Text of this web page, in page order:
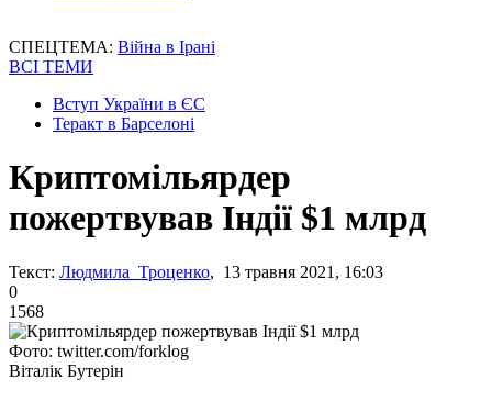
СПЕЦТЕМА: Війна в Ірані
ВСІ ТЕМИ
Вступ України в ЄС
Теракт в Барселоні
Криптомільярдер
пожертвував Індії $1 млрд
Текст: Людмила Троценко, 13 травня 2021, 16:03
0
1568
Фото: twitter.com/forklog
Віталік Бутерін